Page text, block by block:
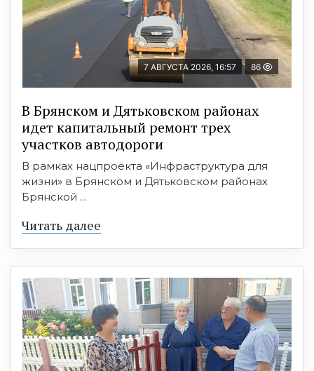
7 АВГУСТА 2026, 16:57 86
В Брянском и Дятьковском районах
идет капитальный ремонт трех
участков автодороги
В рамках нацпроекта «Инфраструктура для
жизни» в Брянском и Дятьковском районах
Брянской ...
Читать далее